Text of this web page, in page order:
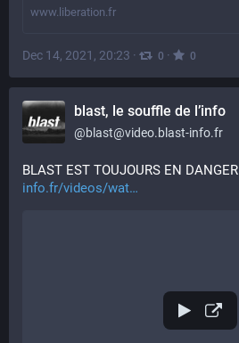
www.liberation.fr
Dec 14, 2021, 20:23 · 0 · 0
blast, le souffle de l’info
@blast@video.blast-info.fr
BLAST EST TOUJOURS EN DANGER
info.fr/videos/wat